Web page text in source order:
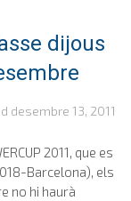
dijous
desembre 13, 2011
2011, que es
Barcelona), els
no hi haurà